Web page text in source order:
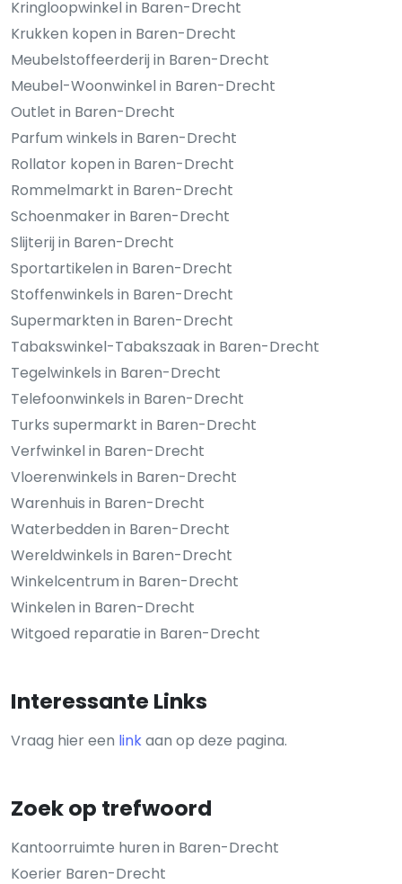
Kringloopwinkel in Baren-Drecht
Krukken kopen in Baren-Drecht
Meubelstoffeerderij in Baren-Drecht
Meubel-Woonwinkel in Baren-Drecht
Outlet in Baren-Drecht
Parfum winkels in Baren-Drecht
Rollator kopen in Baren-Drecht
Rommelmarkt in Baren-Drecht
Schoenmaker in Baren-Drecht
Slijterij in Baren-Drecht
Sportartikelen in Baren-Drecht
Stoffenwinkels in Baren-Drecht
Supermarkten in Baren-Drecht
Tabakswinkel-Tabakszaak in Baren-Drecht
Tegelwinkels in Baren-Drecht
Telefoonwinkels in Baren-Drecht
Turks supermarkt in Baren-Drecht
Verfwinkel in Baren-Drecht
Vloerenwinkels in Baren-Drecht
Warenhuis in Baren-Drecht
Waterbedden in Baren-Drecht
Wereldwinkels in Baren-Drecht
Winkelcentrum in Baren-Drecht
Winkelen in Baren-Drecht
Witgoed reparatie in Baren-Drecht
Interessante Links
Vraag hier een linkaan op deze pagina.
Zoek op trefwoord
Kantoorruimte huren in Baren-Drecht
Koerier Baren-Drecht